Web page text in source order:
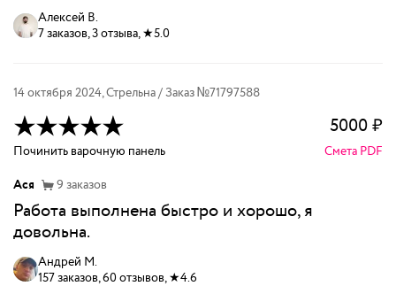
Алексей В.
7 заказов, 3 отзыва, ★5.0
14 октября 2024,Стрельна/ Заказ №71797588
5000₽
Починить варочную панель
Смета PDF
Ася
9 заказов
Работа выполнена быстро и хорошо, я
довольна.
Андрей М.
157 заказов, 60 отзывов, ★4.6